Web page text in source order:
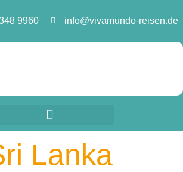
9960 info@vivamundo-reisen.de
Lanka